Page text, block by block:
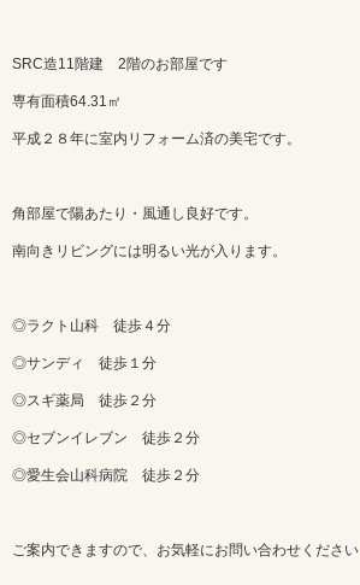
SRC造11階建 2階のお部屋です
専有面積64.31㎡
平成２８年に室内リフォーム済の美宅です。
角部屋で陽あたり・風通し良好です。
南向きリビングには明るい光が入ります。
◎ラクト山科 徒歩４分
◎サンディ 徒歩１分
◎スギ薬局 徒歩２分
◎セブンイレブン 徒歩２分
◎愛生会山科病院 徒歩２分
ご案内できますので、お気軽にお問い合わせください